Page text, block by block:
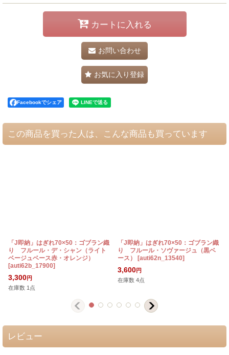
カートに入れる
お問い合わせ
お気に入り登録
Facebookでシェア
この商品を買った人は、こんな商品も買っています
「J即納」はぎれ70×50：ゴブラン織
り フルール・デ・シャン（ライト
ベージュベース赤・オレンジ）
[auti62b_17900]
3,300円
在庫数 1点
「J即納」はぎれ70×50：ゴブラン織
り フルール・ソヴァージュ（黒ベ
ース）
[auti62n_13540]
3,600円
在庫数 4点
レビュー